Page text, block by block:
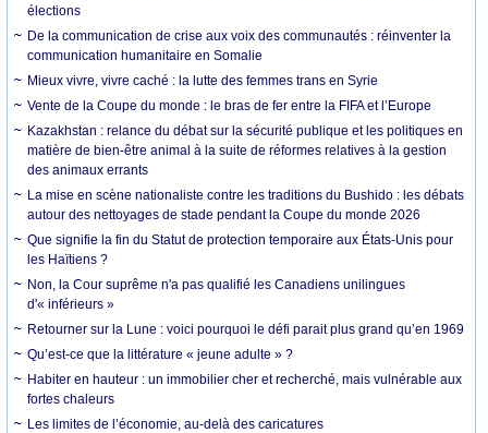
élections
De la communication de crise aux voix des communautés : réinventer la
communication humanitaire en Somalie
Mieux vivre, vivre caché : la lutte des femmes trans en Syrie
Vente de la Coupe du monde : le bras de fer entre la FIFA et l’Europe
Kazakhstan : relance du débat sur la sécurité publique et les politiques en
matière de bien-être animal à la suite de réformes relatives à la gestion
des animaux errants
La mise en scène nationaliste contre les traditions du Bushido : les débats
autour des nettoyages de stade pendant la Coupe du monde 2026
Que signifie la fin du Statut de protection temporaire aux États-Unis pour
les Haïtiens ?
Non, la Cour suprême n'a pas qualifié les Canadiens unilingues
d'« inférieurs »
Retourner sur la Lune : voici pourquoi le défi parait plus grand qu’en 1969
Qu’est-ce que la littérature « jeune adulte » ?
Habiter en hauteur : un immobilier cher et recherché, mais vulnérable aux
fortes chaleurs
Les limites de l’économie, au-delà des caricatures